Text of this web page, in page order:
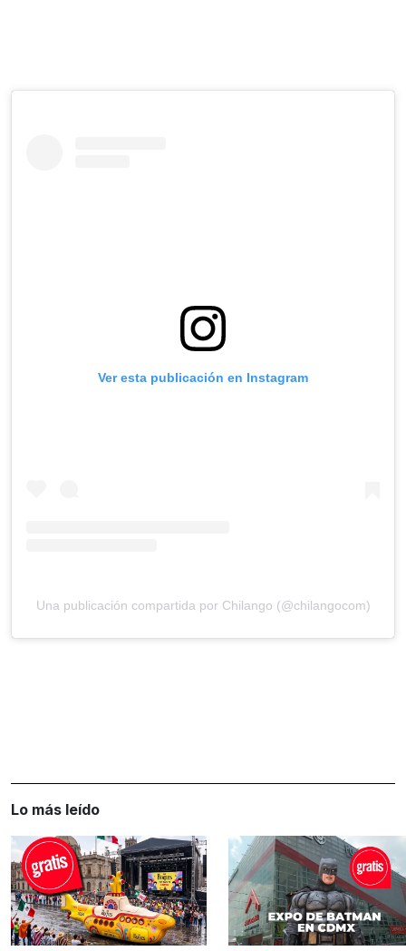
Ver esta publicación en Instagram
Una publicación compartida por Chilango (@chilangocom)
Lo más leído